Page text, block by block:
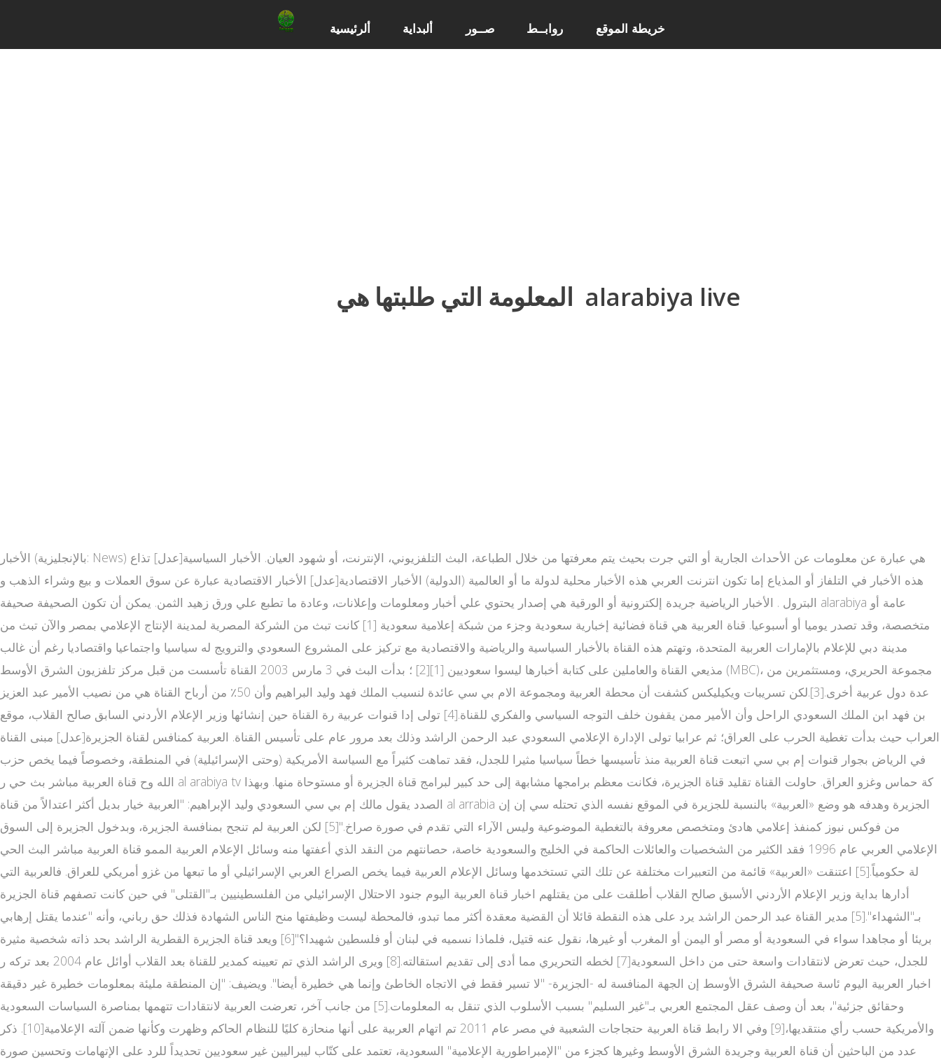
ألرئيسية ألبداية صــور روابــط خريطة الموقع
المعلومة التي طلبتها هي alarabiya live
الأخبار (بالإنجليزية: News) هي عبارة عن معلومات عن الأحداث الجارية أو التي جرت بحيث يتم معرفتها من خلال الطباعة، البث التلفزيوني، الإنترنت، أو شهود العيان. الأخبار السياسية[عدل] تذاع
هذه الأخبار في التلفاز أو المذياع إما تكون انترنت العربي هذه الأخبار محلية لدولة ما أو العالمية (الدولية) الأخبار الاقتصادية[عدل] الأخبار الاقتصادية عبارة عن سوق العملات و بيع وشراء الذهب و
البترول . الأخبار الرياضية جريدة إلكترونية أو الورقية هي إصدار يحتوي علي أخبار ومعلومات وإعلانات، وعادة ما تطبع علي ورق زهيد الثمن. يمكن أن تكون الصحيفة صحيفة alarabiya عامة أو
متخصصة، وقد تصدر يوميا أو أسبوعيا. قناة العربية هي قناة فضائية إخبارية سعودية وجزء من شبكة إعلامية سعودية [1] كانت تبث من الشركة المصرية لمدينة الإنتاج الإعلامي بمصر والآن تبث من
مدينة دبي للإعلام بالإمارات العربية المتحدة، وتهتم هذه القناة بالأخبار السياسية والرياضية والاقتصادية مع تركيز على المشروع السعودي والترويج له سياسيا واجتماعيا واقتصاديا رغم أن غالب
مذيعي القناة والعاملين على كتابة أخبارها ليسوا سعوديين [1][2] ؛ بدأت البث في 3 مارس 2003 القناة تأسست من قبل مركز تلفزيون الشرق الأوسط (MBC)، مجموعة الحريري، ومستثمرين من
عدة دول عربية أخرى.[3].لكن تسريبات ويكيليكس كشفت أن محطة العربية ومجموعة الام بي سي عائدة لنسيب الملك فهد وليد البراهيم وأن 50٪ من أرباح القناة هي من نصيب الأمير عبد العزيز
بن فهد ابن الملك السعودي الراحل وأن الأمير ممن يقفون خلف التوجه السياسي والفكري للقناة.[4] تولى إدا قنوات عربية رة القناة حين إنشائها وزير الإعلام الأردني السابق صالح القلاب، موقع
العراب حيث بدأت تغطية الحرب على العراق؛ ثم عرابيا تولى الإدارة الإعلامي السعودي عبد الرحمن الراشد وذلك بعد مرور عام على تأسيس القناة. العربية كمنافس لقناة الجزيرة[عدل] مبنى القناة
في الرياض بجوار قنوات إم بي سي اتبعت قناة العربية منذ تأسيسها خطاً سياسيا مثيرا للجدل، فقد تماهت كثيراً مع السياسة الأمريكية (وحتى الإسرائيلية) في المنطقة، وخصوصاً فيما يخص حزب
الله وح قناة العربية مباشر بث حي ر al arabiya tv كة حماس وغزو العراق. حاولت القناة تقليد قناة الجزيرة، فكانت معظم برامجها مشابهة إلى حد كبير لبرامج قناة الجزيرة أو مستوحاة منها. وبهذا
الصدد يقول مالك إم بي سي السعودي وليد الإبراهيم: "العربية خيار بديل أكثر اعتدالاً من قناة al arrabia الجزيرة وهدفه هو وضع «العربية» بالنسبة للجزيرة في الموقع نفسه الذي تحتله سي إن إن
من فوكس نيوز كمنفذ إعلامي هادئ ومتخصص معروفة بالتغطية الموضوعية وليس الآراء التي تقدم في صورة صراخ."[5] لكن العربية لم تنجح بمنافسة الجزيرة، وبدخول الجزيرة إلى السوق
الإعلامي العربي عام 1996 فقد الكثير من الشخصيات والعائلات الحاكمة في الخليج والسعودية خاصة، حصانتهم من النقد الذي أعفتها منه وسائل الإعلام العربية الممو قناة العربية مباشر البث الحي
لة حكومياً.[5] اعتنقت «العربية» قائمة من التعبيرات مختلفة عن تلك التي تستخدمها وسائل الإعلام العربية فيما يخص الصراع العربي الإسرائيلي أو ما تبعها من غزو أمريكي للعراق. فالعربية التي
أدارها بداية وزير الإعلام الأردني الأسبق صالح القلاب أطلقت على من يقتلهم اخبار قناة العربية اليوم جنود الاحتلال الإسرائيلي من الفلسطينيين بـ"القتلى" في حين كانت تصفهم قناة الجزيرة
بـ"الشهداء".[5] مدير القناة عبد الرحمن الراشد يرد على هذه النقطة قائلا أن القضية معقدة أكثر مما تبدو، فالمحطة ليست وظيفتها منح الناس الشهادة فذلك حق رباني، وأنه "عندما يقتل إرهابي
بريئا أو مجاهدا سواء في السعودية أو مصر أو اليمن أو المغرب أو غيرها، نقول عنه قتيل، فلماذا نسميه في لبنان أو فلسطين شهيدا؟"[6] ويعد قناة الجزيرة القطرية الراشد بحد ذاته شخصية مثيرة
للجدل، حيث تعرض لانتقادات واسعة حتى من داخل السعودية[7] لخطه التحريري مما أدى إلى تقديم استقالته.[8] ويرى الراشد الذي تم تعيينه كمدير للقناة بعد القلاب أوائل عام 2004 بعد تركه ر
اخبار العربية اليوم ئاسة صحيفة الشرق الأوسط إن الجهة المنافسة له -الجزيرة- "لا تسير فقط في الاتجاه الخاطئ وإنما هي خطيرة أيضا". ويضيف: "إن المنطقة مليئة بمعلومات خطيرة غير دقيقة
وحقائق جزئية"، بعد أن وصف عقل المجتمع العربي بـ"غير السليم" بسبب الأسلوب الذي تنقل به المعلومات.[5] من جانب آخر، تعرضت العربية لانتقادات تتهمها بمناصرة السياسات السعودية
والأمريكية حسب رأي منتقديها،[9] وفي الا رابط قناة العربية حتجاجات الشعبية في مصر عام 2011 تم اتهام العربية على أنها منحازة كليًا للنظام الحاكم وظهرت وكأنها ضمن آلته الإعلامية[10]. ذكر
عدد من الباحثين أن قناة العربية وجريدة الشرق الأوسط وغيرها كجزء من "الإمبراطورية الإعلامية" السعودية، تعتمد على كتّاب ليبراليين غير سعوديين تحديداً للرد على الإتهامات وتحسين صورة